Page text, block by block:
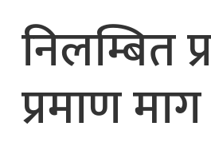
निलम्बित
प्रमाण